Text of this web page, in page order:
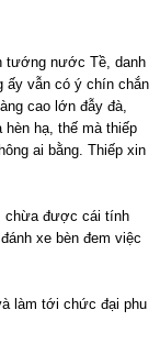
tướng nước Tề, danh
ấy vẫn có ý chín chắn
cao lớn đẫy đà,
hạ, thế mà thiếp
ai bằng. Thiếp xin
chừa được cái tính
xe bèn đem việc
làm tới chức đại phu